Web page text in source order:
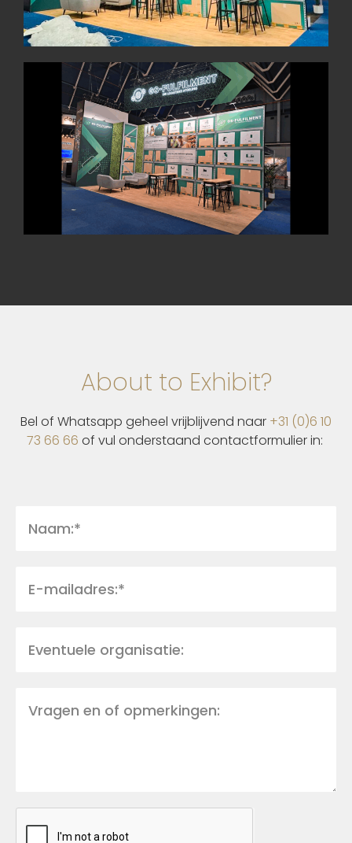
About to Exhibit?
Bel of Whatsapp geheel vrijblijvend naar +31 (0)6 10
73 66 66 of vul onderstaand contactformulier in: